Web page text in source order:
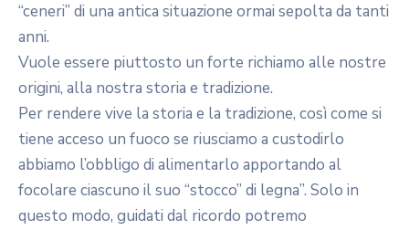
“ceneri” di una antica situazione ormai sepolta da tanti
anni.
Vuole essere piuttosto un forte richiamo alle nostre
origini, alla nostra storia e tradizione.
Per rendere vive la storia e la tradizione, così come si
tiene acceso un fuoco se riusciamo a custodirlo
abbiamo l’obbligo di alimentarlo apportando al
focolare ciascuno il suo “stocco” di legna”. Solo in
questo modo, guidati dal ricordo potremo